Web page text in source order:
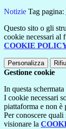
Notizie Tag pagina:
Questo sito o gli
cookie necessari al
COOKIE
Personalizza
Gestione cookie
In questa
I cookie necessari
piattaforma e non è
Per conoscere
visionare la